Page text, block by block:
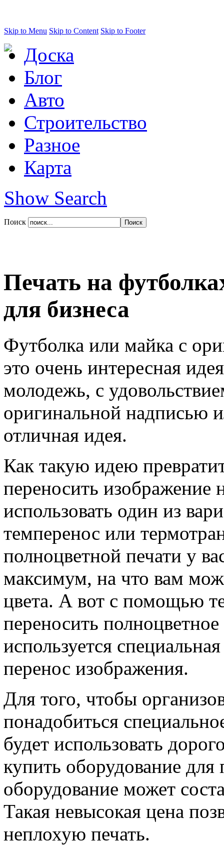
Skip to Menu Skip to Content Skip to Footer
Доска
Блог
Авто
Строительство
Разное
Карта
Show Search
Поиск
Печать на
для бизнеса
Футболка или майка с
это очень интересная
молодежь, с
оригинальной надписью
отличная идея.
Как такую идею
переносить изображение
использовать один из
темперенос или
полноцветной печати у
максимум, на что вам
цвета. А вот с помощью
переносить
используется
перенос изображения.
Для того, чтобы
понадобиться
будет использовать
купить оборудование
оборудование может
Такая невысокая цена
неплохую печать.